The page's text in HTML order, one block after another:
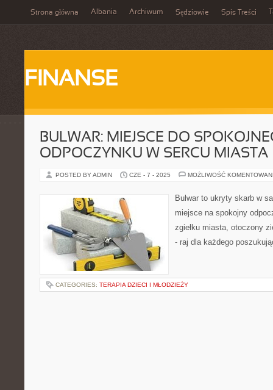
Strona główna Albania Archiwum Sędziowie Spis Treści
FINANSE
BULWAR: MIEJSCE DO
ODPOCZYNKU W SERCU MIASTA
POSTED BY ADMIN CZE - 7 - 2025 MOŻLIWOŚĆ
Bulwar to ukryty skarb w
miejsce na spokojny
zgiełku miasta, otoczony
- raj dla każdego
CATEGORIES: TERAPIA DZIECI I MŁODZIEŻY